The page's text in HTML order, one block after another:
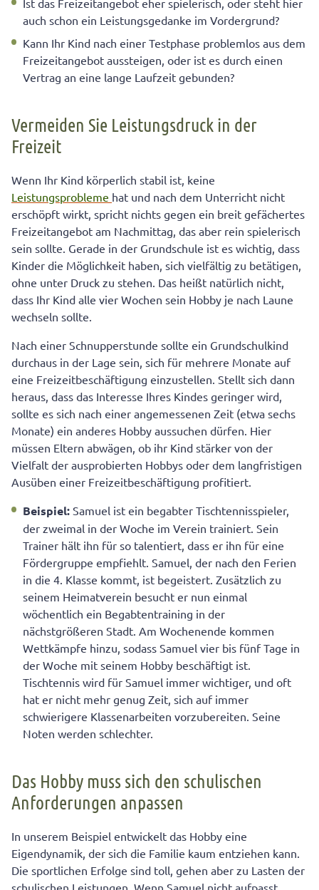
Ist das Freizeitangebot eher spielerisch, oder steht hier
auch schon ein Leistungsgedanke im Vordergrund?
Kann Ihr Kind nach einer Testphase problemlos aus dem
Freizeitangebot aussteigen, oder ist es durch einen
Vertrag an eine lange Laufzeit gebunden?
Vermeiden Sie Leistungsdruck in der
Freizeit
Wenn Ihr Kind körperlich stabil ist, keine
Leistungsprobleme hat und nach dem Unterricht nicht
erschöpft wirkt, spricht nichts gegen ein breit gefächertes
Freizeitangebot am Nachmittag, das aber rein spielerisch
sein sollte. Gerade in der Grundschule ist es wichtig, dass
Kinder die Möglichkeit haben, sich vielfältig zu betätigen,
ohne unter Druck zu stehen. Das heißt natürlich nicht,
dass Ihr Kind alle vier Wochen sein Hobby je nach Laune
wechseln sollte.
Nach einer Schnupperstunde sollte ein Grundschulkind
durchaus in der Lage sein, sich für mehrere Monate auf
eine Freizeitbeschäftigung einzustellen. Stellt sich dann
heraus, dass das Interesse Ihres Kindes geringer wird,
sollte es sich nach einer angemessenen Zeit (etwa sechs
Monate) ein anderes Hobby aussuchen dürfen. Hier
müssen Eltern abwägen, ob ihr Kind stärker von der
Vielfalt der ausprobierten Hobbys oder dem langfristigen
Ausüben einer Freizeitbeschäftigung profitiert.
Beispiel: Samuel ist ein begabter Tischtennisspieler,
der zweimal in der Woche im Verein trainiert. Sein
Trainer hält ihn für so talentiert, dass er ihn für eine
Fördergruppe empfiehlt. Samuel, der nach den Ferien
in die 4. Klasse kommt, ist begeistert. Zusätzlich zu
seinem Heimatverein besucht er nun einmal
wöchentlich ein Begabtentraining in der
nächstgrößeren Stadt. Am Wochenende kommen
Wettkämpfe hinzu, sodass Samuel vier bis fünf Tage in
der Woche mit seinem Hobby beschäftigt ist.
Tischtennis wird für Samuel immer wichtiger, und oft
hat er nicht mehr genug Zeit, sich auf immer
schwierigere Klassenarbeiten vorzubereiten. Seine
Noten werden schlechter.
Das Hobby muss sich den schulischen
Anforderungen anpassen
In unserem Beispiel entwickelt das Hobby eine
Eigendynamik, der sich die Familie kaum entziehen kann.
Die sportlichen Erfolge sind toll, gehen aber zu Lasten der